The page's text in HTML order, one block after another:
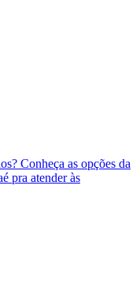
Conheça as opções da
pra atender às